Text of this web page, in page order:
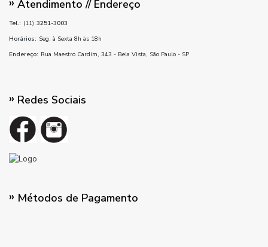
Atendimento // Endereço
Tel.: (11) 3251-3003
Horários: Seg. à Sexta 8h às 18h
Endereço: Rua Maestro Cardim, 343 - Bela Vista, São Paulo - SP
Redes Sociais
Métodos de Pagamento